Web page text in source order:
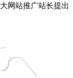
网站推广站长提出